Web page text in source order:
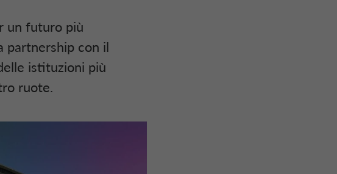
un futuro più
partnership con il
istituzioni più
ruote.